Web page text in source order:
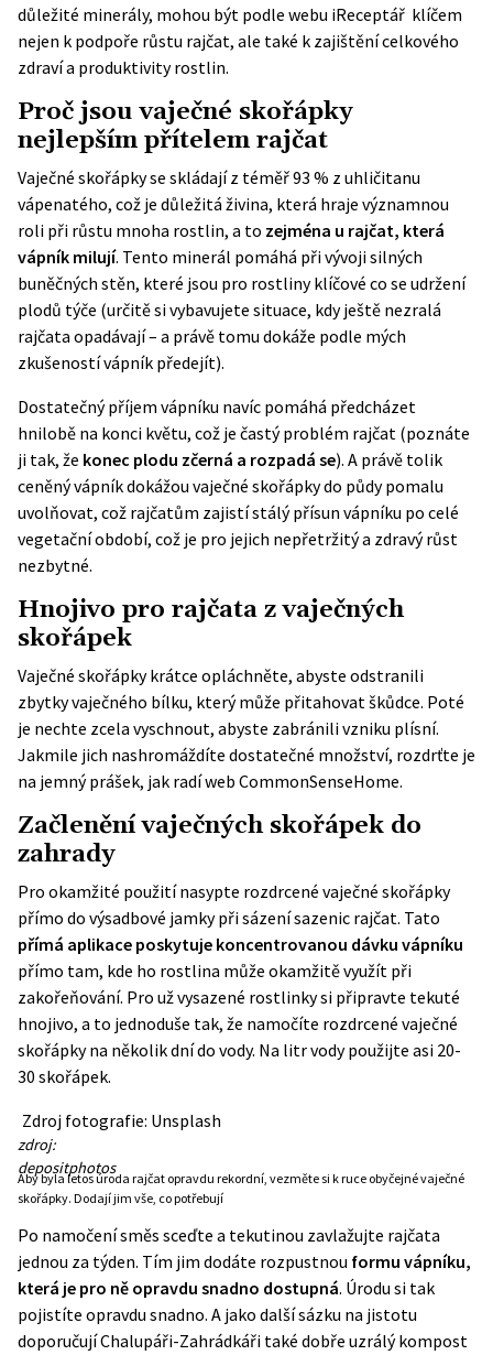
důležité minerály, mohou být podle webu iReceptář klíčem
nejen k podpoře růstu rajčat, ale také k zajištění celkového
zdraví a produktivity rostlin.
Proč jsou vaječné skořápky
nejlepším přítelem rajčat
Vaječné skořápky se skládají z téměř 93 % z uhličitanu
vápenatého, což je důležitá živina, která hraje významnou
roli při růstu mnoha rostlin, a to zejména u rajčat, která
vápník milují. Tento minerál pomáhá při vývoji silných
buněčných stěn, které jsou pro rostliny klíčové co se udržení
plodů týče (určitě si vybavujete situace, kdy ještě nezralá
rajčata opadávají – a právě tomu dokáže podle mých
zkušeností vápník předejít).
Dostatečný příjem vápníku navíc pomáhá předcházet
hnilobě na konci květu, což je častý problém rajčat (poznáte
ji tak, že konec plodu zčerná a rozpadá se). A právě tolik
ceněný vápník dokážou vaječné skořápky do půdy pomalu
uvolňovat, což rajčatům zajistí stálý přísun vápníku po celé
vegetační období, což je pro jejich nepřetržitý a zdravý růst
nezbytné.
Hnojivo pro rajčata z vaječných
skořápek
Vaječné skořápky krátce opláchněte, abyste odstranili
zbytky vaječného bílku, který může přitahovat škůdce. Poté
je nechte zcela vyschnout, abyste zabránili vzniku plísní.
Jakmile jich nashromáždíte dostatečné množství, rozdrťte je
na jemný prášek, jak radí web CommonSenseHome.
Začlenění vaječných skořápek do
zahrady
Pro okamžité použití nasypte rozdrcené vaječné skořápky
přímo do výsadbové jamky při sázení sazenic rajčat. Tato
přímá aplikace poskytuje koncentrovanou dávku vápníku
přímo tam, kde ho rostlina může okamžitě využít při
zakořeňování. Pro už vysazené rostlinky si připravte tekuté
hnojivo, a to jednoduše tak, že namočíte rozdrcené vaječné
skořápky na několik dní do vody. Na litr vody použijte asi 20-
30 skořápek.
zdroj:
depositphotos
Zdroj fotografie: Unsplash
Aby byla letos úroda rajčat opravdu rekordní, vezměte si k ruce obyčejné vaječné
skořápky. Dodají jim vše, co potřebují
Po namočení směs sceďte a tekutinou zavlažujte rajčata
jednou za týden. Tím jim dodáte rozpustnou formu vápníku,
která je pro ně opravdu snadno dostupná. Úrodu si tak
pojistíte opravdu snadno. A jako další sázku na jistotu
doporučují Chalupáři-Zahrádkáři také dobře uzrálý kompost